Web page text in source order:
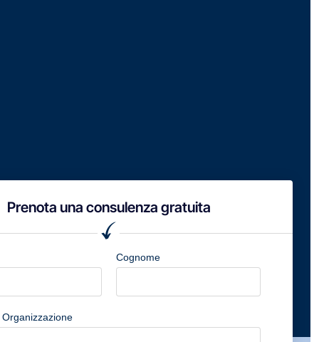
Prenota una consulenza gratuita
Cognome